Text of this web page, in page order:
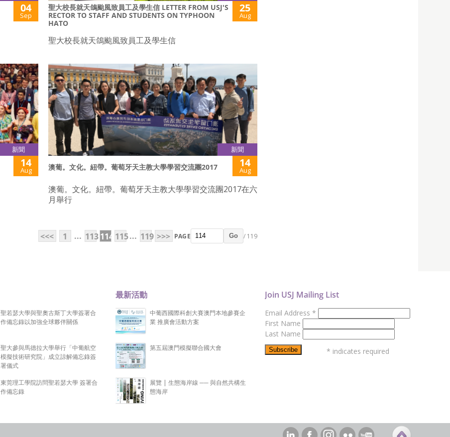
04
Sep
聖大校長就天鴿颱風致員工及學生信 LETTER FROM USJ'S
RECTOR TO STAFF AND STUDENTS ON TYPHOON
HATO
25
Aug
聖大校長就天鴿颱風致員工及學生信
新聞
14
Aug
新聞
澳葡。文化。紐帶。葡萄牙天主教大學學習交流團2017 14
Aug
澳葡。文化。紐帶。葡萄牙天主教大學學習交流團2017在六
月舉行
<<< 1 ... 113114 115... 119 >>> PAGE Go / 119
聖若瑟大學與聖奧古斯丁大學簽署合
作備忘錄以加強全球夥伴關係
聖大參與馬德拉大學舉行「中葡航空
模擬技術研究院」成立諒解備忘錄簽
署儀式
東莞理工學院訪問聖若瑟大學 簽署合
作備忘錄
最新活動
中葡西國際科創大賽澳門本地參賽企
業 推廣會活動方案
第五屆澳門模擬聯合國大會
展覽 | 生態海岸線 ── 與自然共構生
態海岸
Join USJ Mailing List
Email Address *
First Name
Last Name
* indicates required